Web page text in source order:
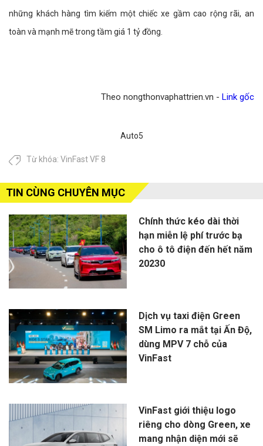
những khách hàng tìm kiếm một chiếc xe gầm cao rộng rãi, an
toàn và mạnh mẽ trong tầm giá 1 tỷ đồng.
Theo nongthonvaphattrien.vn - Link gốc
Auto5
Từ khóa: VinFast VF 8
TIN CÙNG CHUYÊN MỤC
Chính thức kéo dài thời
hạn miễn lệ phí trước bạ
cho ô tô điện đến hết năm
20230
Dịch vụ taxi điện Green
SM Limo ra mắt tại Ấn Độ,
dùng MPV 7 chỗ của
VinFast
VinFast giới thiệu logo
riêng cho dòng Green, xe
mang nhận diện mới sẽ